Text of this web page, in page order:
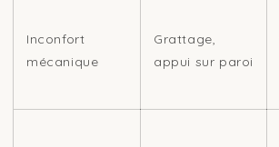
Inconfort
mécanique
Grattage,
appui sur paroi